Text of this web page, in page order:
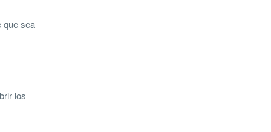
que sea
los